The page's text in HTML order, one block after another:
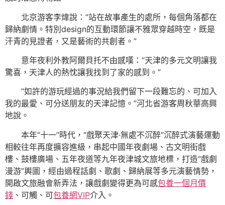
北京游客李煒說：“站在故事產生的處所，每個角落都在
歸納劇情。特別design的互動環節讓不雅眾穿越時空，既是
汗青的見證者，又是藝術的共創者。”
意年夜利外教阿爾貝托不由感嘆：“天津的多元文明讓我
驚喜，天津人的熱忱讓我找到了家的感到。”
“如許的游玩經過的事況給我們留下一段難忘的、可加入
我的最愛、可分送朋友的天津記憶。”河北省游客周秋華高興
地說。
本年“十一”時代，“戲聚天津·無處不沉醉”沉醉式演藝運動
相較往年再度擴容進級，串起中國年夜劇場、古文明街戲
樓、鼓樓廣場、五年夜道等九年夜津城文旅地標，打造“戲劇
漫游”輿圖，經由過程話劇、歌劇、歸納展等多元演藝情勢，
開啟文旅融會新弄法，讓戲劇變得更為可感包養一個月價
錢 、可觸、可包養網VIP介入。